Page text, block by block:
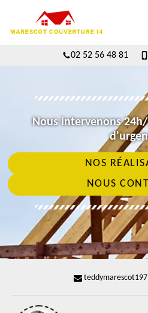
02 52 56 48 81
Nous intervenons
NOS
NOUS